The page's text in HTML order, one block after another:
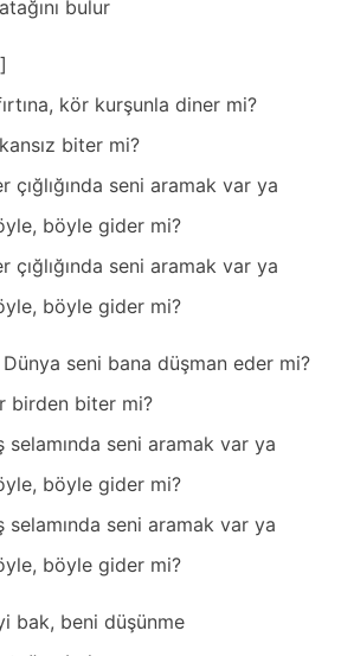
bulur
kör kurşunla diner mi?
biter mi?
çığlığında seni aramak var ya
böyle gider mi?
çığlığında seni aramak var ya
böyle gider mi?
seni bana düşman eder mi?
birden biter mi?
selamında seni aramak var ya
böyle gider mi?
selamında seni aramak var ya
böyle gider mi?
bak, beni düşünme